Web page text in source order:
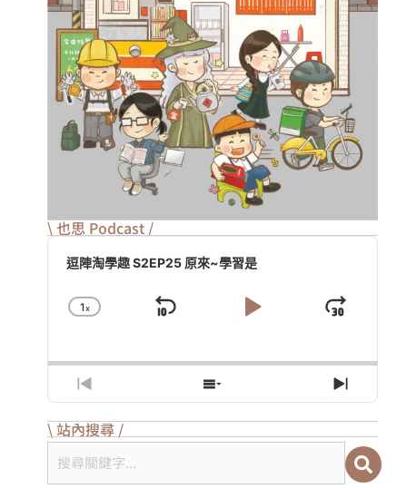
\ 也思 Podcast /
Audio
Player
逗陣淘學趣 S2EP25 原來~學習是
Change
1X
Skip
Play
Jump
Previous
Episode
Show
Episodes
List
Next
\ 站內搜尋 /
搜尋關鍵字...